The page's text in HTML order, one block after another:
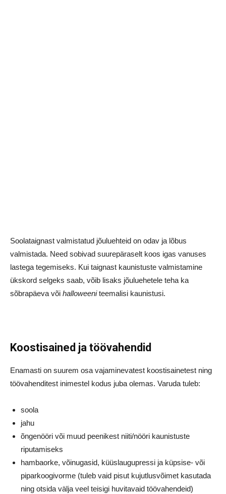
Soolataignast valmistatud jõuluehteid on odav ja lõbus
valmistada. Need sobivad suurepäraselt koos igas vanuses
lastega tegemiseks. Kui taignast kaunistuste valmistamine
ükskord selgeks saab, võib lisaks jõuluehetele teha ka
sõbrapäeva või halloweeniteemalisi kaunistusi.
Koostisained ja töövahendid
Enamasti on suurem osa vajaminevatest koostisainetest ning
töövahenditest inimestel kodus juba olemas. Varuda tuleb:
soola
jahu
õngenööri või muud peenikest niiti/nööri kaunistuste
riputamiseks
hambaorke, võinugasid, küüslaugupressi ja küpsise- või
piparkoogivorme (tuleb vaid pisut kujutlusvõimet kasutada
ning otsida välja veel teisigi huvitavaid töövahendeid)